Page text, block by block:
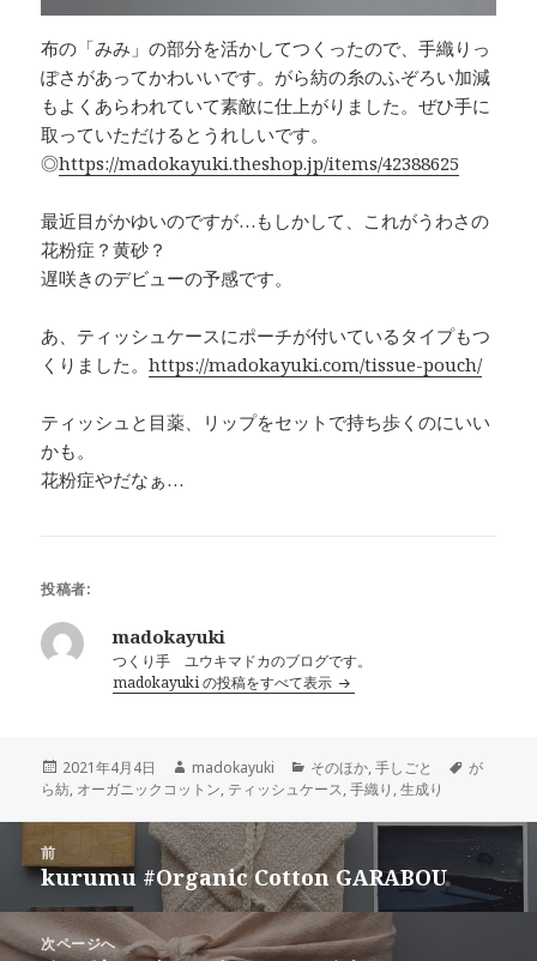
布の「みみ」の部分を活かしてつくったので、手織りっ
ぽさがあってかわいいです。がら紡の糸のふぞろい加減
もよくあらわれていて素敵に仕上がりました。ぜひ手に
取っていただけるとうれしいです。
◎https://madokayuki.theshop.jp/items/42388625
最近目がかゆいのですが…もしかして、これがうわさの
花粉症？黄砂？
遅咲きのデビューの予感です。
あ、ティッシュケースにポーチが付いているタイプもつ
くりました。https://madokayuki.com/tissue-pouch/
ティッシュと目薬、リップをセットで持ち歩くのにいい
かも。
花粉症やだなぁ…
投稿者:
madokayuki
つくり手 ユウキマドカのブログです。
madokayuki の投稿をすべて表示
投
稿
2021年4月4日
作
成
madokayuki
カ
テ
リ
ー
そのほか,手しごと
タ
が
ら紡, オーガニックコットン, ティッシュケース,手織り ,生成り
ゲ
前
前
の
投
kurumu #Organic Cotton GARABOU
次ページへ